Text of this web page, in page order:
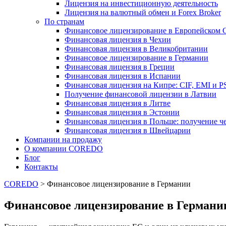
Лицензия на инвестиционную деятельность
Лицензия на валютный обмен и Forex Broker
По странам
Финансовое лицензирование в Европейском
Финансовая лицензия в Чехии
Финансовая лицензия в Великобритании
Финансовое лицензирование в Германии
Финансовая лицензия в Греции
Финансовая лицензия в Испании
Финансовая лицензия на Кипре: CIF, EMI и
Получение финансовой лицензии в Латвии
Финансовая лицензия в Литве
Финансовая лицензия в Эстонии
Финансовая лицензия в Польше: получение
Финансовая лицензия в Швейцарии
Компании на продажу
О компании COREDO
Блог
Контакты
COREDO > Финансовое лицензирование в Германии
Финансовое лицензирование в